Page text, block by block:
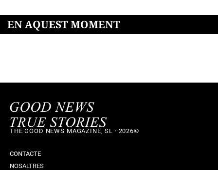
EN AQUEST MOMENT
THE GOOD NEWS MAGAZINE, SL · 2026©
CONTACTE
NOSALTRES